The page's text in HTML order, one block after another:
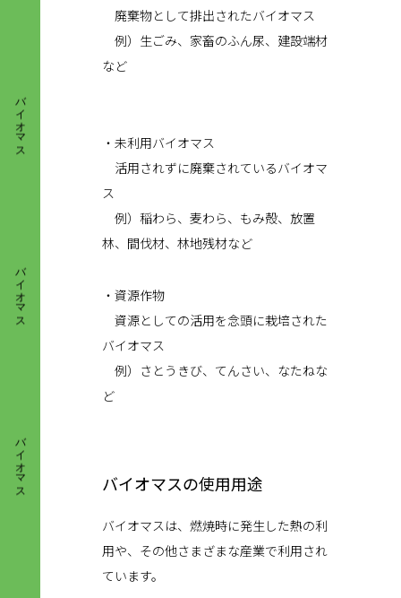
バイオマス
バイオマス
バイオマス
廃棄物として排出されたバイオマス
例）生ごみ、家畜のふん尿、建設端材
など
・未利用バイオマス
活用されずに廃棄されているバイオマ
ス
例）稲わら、麦わら、もみ殻、放置
林、間伐材、林地残材など
・資源作物
資源としての活用を念頭に栽培された
バイオマス
例）さとうきび、てんさい、なたねな
ど
バイオマスの使用用途
バイオマスは、燃焼時に発生した熱の利
用や、その他さまざまな産業で利用され
ています。